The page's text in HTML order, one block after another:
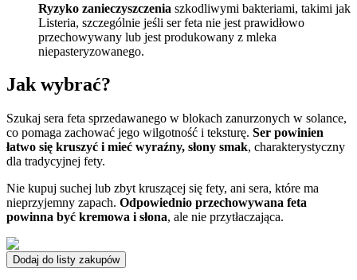
Ryzyko zanieczyszczenia szkodliwymi bakteriami, takimi jak
Listeria, szczególnie jeśli ser feta nie jest prawidłowo
przechowywany lub jest produkowany z mleka
niepasteryzowanego.
Jak wybrać?
Szukaj sera feta sprzedawanego w blokach zanurzonych w solance,
co pomaga zachować jego wilgotność i teksturę. Ser powinien
łatwo się kruszyć i mieć wyraźny, słony smak, charakterystyczny
dla tradycyjnej fety.
Nie kupuj suchej lub zbyt kruszącej się fety, ani sera, które ma
nieprzyjemny zapach. Odpowiednio przechowywana feta
powinna być kremowa i słona, ale nie przytłaczająca.
Dodaj do listy zakupów